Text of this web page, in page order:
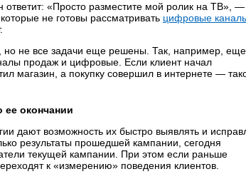
ответит: «Просто разместите мой ролик на ТВ», —
не готовы рассматривать цифровые
но не все задачи еще решены. Так, например, еще
продаж и цифровые. Если клиент начал
магазин, а покупку совершил в интернете —
ее окончании
дают возможность их быстро выявлять и
результаты прошедшей кампании, сегодня
текущей кампании. При этом если раньше
к «измерению» поведения клиентов.